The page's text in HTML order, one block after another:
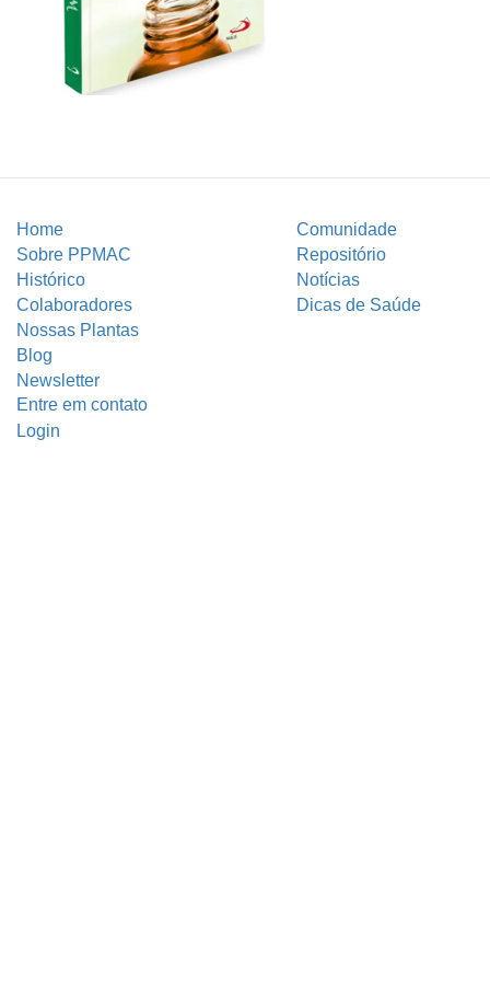
Home
Comunidade
Sobre PPMAC
Repositório
Histórico
Notícias
Colaboradores
Dicas de Saúde
Nossas Plantas
Blog
Newsletter
Entre em contato
Login